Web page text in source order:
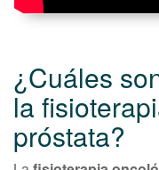
¿Cuáles
la
próstata?